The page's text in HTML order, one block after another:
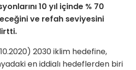
10 yıl içinde % 70
ve refah seviyesini
2030 iklim hedefine,
en iddialı hedeflerden biri